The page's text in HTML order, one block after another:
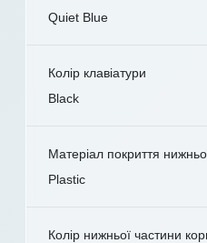
Quiet Blue
Колір клавіатури
Black
Матеріал покриття
Plastic
Колір нижньої частини